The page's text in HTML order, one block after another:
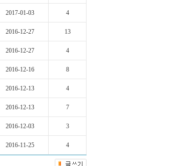
2017-01-03 4
2016-12-27 13
2016-12-27 4
2016-12-16 8
2016-12-13 4
2016-12-13 7
2016-12-03 3
2016-11-25 4